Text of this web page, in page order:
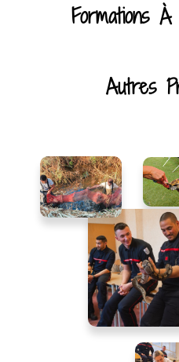
Formations
Autres